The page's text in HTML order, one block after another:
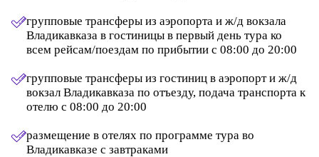
групповые трансферы из аэропорта и ж/д вокзала
Владикавказа в гостиницы в первый день тура ко
всем рейсам/поездам по прибытии с 08:00 до 20:00
групповые трансферы из гостиниц в аэропорт и ж/д
вокзал Владикавказа по отъезду, подача транспорта к
отелю с 08:00 до 20:00
размещение в отелях по программе тура во
Владикавказе с завтраками